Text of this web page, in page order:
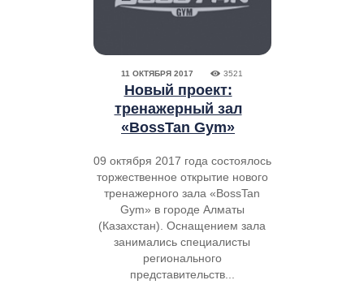
11 ОКТЯБРЯ 2017 3521
Новый проект:
тренажерный зал
«BossTan Gym»
09 октября 2017 года состоялось
торжественное открытие нового
тренажерного зала «BossTan
Gym» в городе Алматы
(Казахстан). Оснащением зала
занимались специалисты
регионального
представительств...